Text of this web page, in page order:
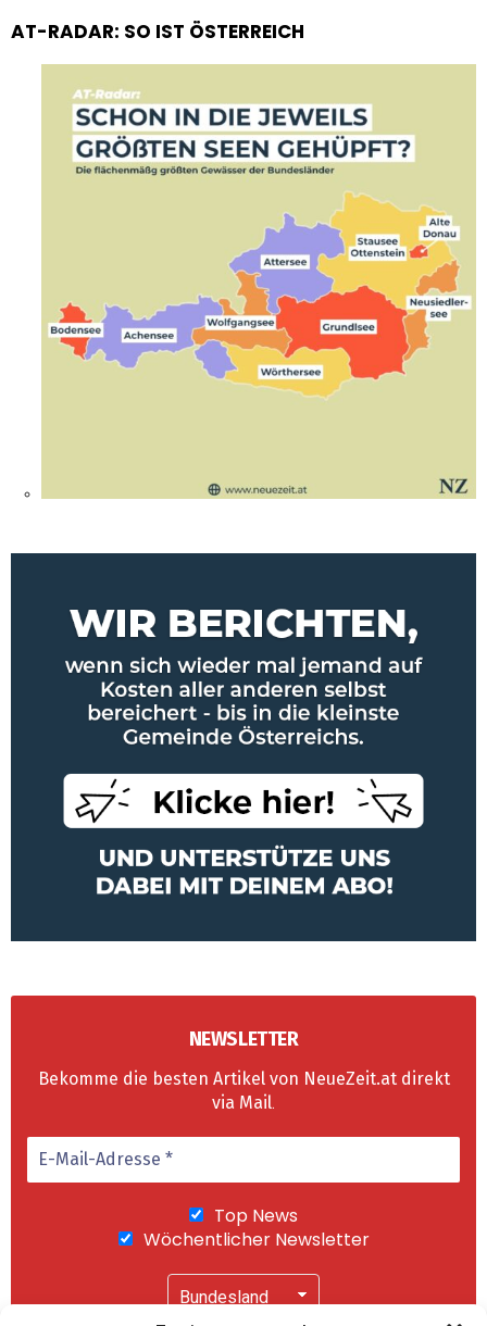
AT-RADAR: SO IST ÖSTERREICH
NEWSLETTER
Bekomme die besten Artikel von NeueZeit.at direkt
via Mail.
Top News
Wöchentlicher Newsletter